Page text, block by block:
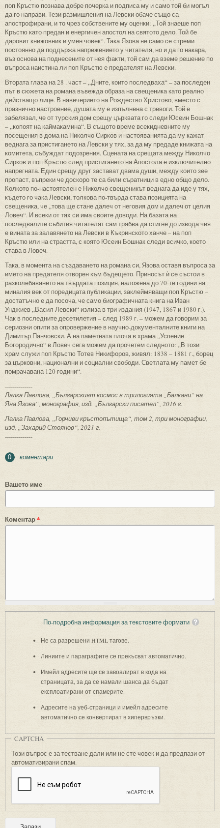
поп Кръстю познава добре почерка и подписа му и само той би могъл
да го направи. Тези размишления на Левски обаче също са
апострофирани, и то чрез собствените му оценки: „Той знаеше поп
Кръстю като предан и енергичен апостол на святото дело. Той бе
даровит книжовник и умен човек“. Така Язова не само се стреми
постоянно да поддържа напрежението у читателя, но и да го накара,
въз основа на поднесените от нея факти, той сам да вземе решение по
въпроса наистина ли поп Кръстю е предателят на Левски.
Втората глава на 28 . част – „Дните, които последваха“ – за последен
път в сюжета на романа въвежда образа на свещеника като реално
действащо лице. В навечерието на Рождество Христово, вместо с
празнично настроение, душата му е изпълнена с тревоги. Той е
забелязал, че от турския дом срещу църквата го следи Юсеин Бошнак
– „копоят на каймакамина“. В същото време всекидневните му
посещения в дома на Николчо Сирков и настояванията да му кажат
веднага за пристигането на Левски у тях, за да му предаде книжата на
комитета, събуждат подозрения. Сцената на срещата между Николчо
Сирков и поп Кръстю след пристигането на Апостола е изключително
напрегната. Един срещу друг застават двама души, между които зее
пропаст, въпреки че доскоро те са били съратници в едно общо дело.
Колкото по-настоятелен е Николчо свещеникът веднага да иде у тях,
където го чака Левски, толкова по-твърда става позицията на
свещеника, че „това ще стане далеч от неговия дом и далеч от целия
Ловеч“. И всеки от тях си има своите доводи. На базата на
последвалите събития читателят сам трябва да стигне до извода чия
е вината за залавянето на Левски в Къкринското ханче – на поп
Кръстю или на страстта, с която Юсеин Бошнак следи всичко, което
става в Ловеч.
Така, в момента на създаването на романа си, Язова оставя въпроса за
името на предателя отворен към бъдещето. Приносът ѝ се състои в
разколебаването на твърдата позиция, наложена до 70-те години на
миналия век от поредицата публикации, заклеймяващи поп Кръстю –
достатъчно е да посоча, че само биографичната книга на Иван
Унджиев „Васил Левски“ излиза в три издания (1947, 1867 и 1980 г.).
Чак в последните десетилетия – след 1989 г. – можем да говорим за
сериозни опити за опровержение в научно-документалните книги на
Димитър Панчовски. А на паметната плоча в храма „Успение
Богородично“ в Ловеч сега можем да прочетем следното: „В този
храм служи поп Кръстю Тотев Никифоров, живял: 1838 – 1881 г., борец
за църковни, национални и социални свободи. Светлата му памет бе
помрачавана 120 години“.
--------------
Лалка Павлова, „Българският космос в трилогията „Балкани“ на
Яна Язова“, монография, изд. „Български писател“, 2016 г.
Лалка Павлова, „Горчиви кръстопътища“, том 2, три монографии,
изд. „Захарий Стоянов“, 2021 г.
--------------
0 коментари
Вашето име
Коментар*
По-подробна информация за текстовите формати
Не са разрешени HTML тагове.
Линиите и параграфите се прекъсват автоматично.
Имейл адресите ще се завоалират в кода на
страницата, за да се намали шанса да бъдат
експлоатирани от спамерите.
Адресите на уеб-страници и имейл адресите
автоматично се конвертират в хипервръзки.
CAPTCHA
Този въпрос е за тестване дали или не сте човек и да предпази от
автоматизирани спам.